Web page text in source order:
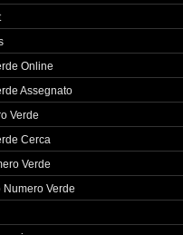
Online
Assegnato
Verde
Cerca
Verde
Numero Verde